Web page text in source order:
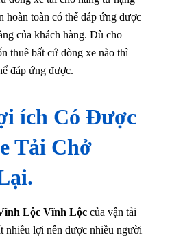
hoàn toàn có thể đáp ứng được
của khách hàng. Dù cho
thuê bất cứ dòng xe nào thì
đáp ứng được.
ích Có Được
Tải Chở
Lộc Vĩnh Lộc của vận tải
nhiều lợi nên được nhiều người